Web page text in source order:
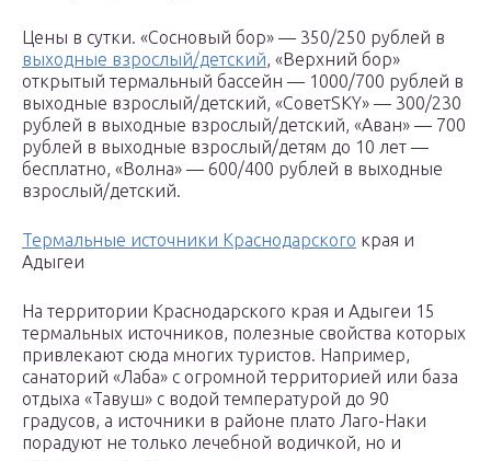
Цены в сутки. «Сосновый бор» — 350/250 рублей в
выходные взрослый/детский, «Верхний бор»
открытый термальный бассейн — 1000/700 рублей в
выходные взрослый/детский, «СоветSKY» — 300/230
рублей в выходные взрослый/детский, «Аван» — 700
рублей в выходные взрослый/детям до 10 лет —
бесплатно, «Волна» — 600/400 рублей в выходные
взрослый/детский.
Термальные источники Краснодарского края и
Адыгеи
На территории Краснодарского края и Адыгеи 15
термальных источников, полезные свойства которых
привлекают сюда многих туристов. Например,
санаторий «Лаба» с огромной территорией или база
отдыха «Тавуш» с водой температурой до 90
градусов, а источники в районе плато Лаго-Наки
порадуют не только лечебной водичкой, но и